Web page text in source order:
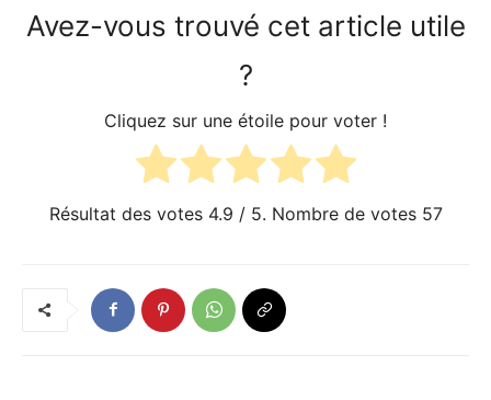
Avez-vous trouvé cet article utile
?
Cliquez sur une étoile pour voter !
Résultat des votes 4.9 / 5. Nombre de votes 57